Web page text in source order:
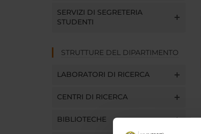
SERVIZI DI SEGRETERIA
STUDENTI
STRUTTURE DEL DIPARTIMENTO
LABORATORI DI RICERCA
CENTRI DI RICERCA
BIBLIOTECHE